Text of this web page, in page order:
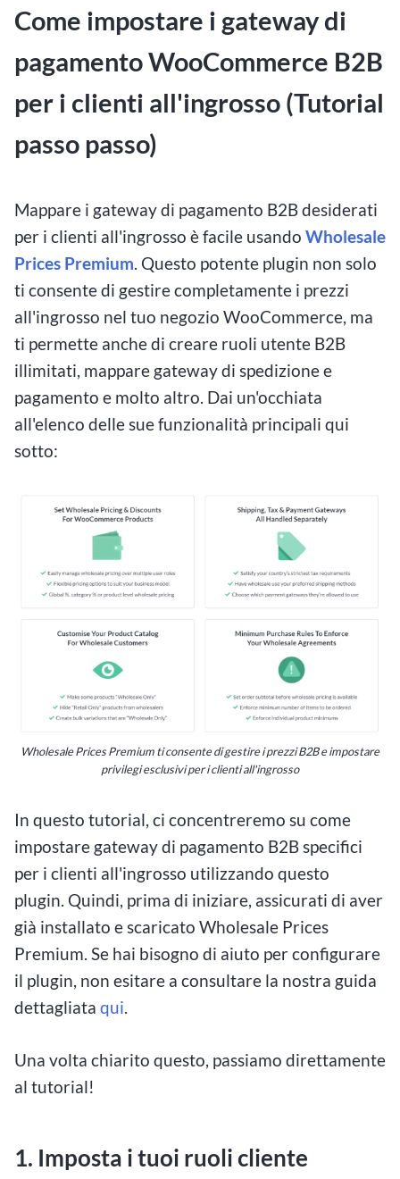
Come impostare i gateway di
pagamento WooCommerce B2B
per i clienti all'ingrosso (Tutorial
passo passo)
Mappare i gateway di pagamento B2B desiderati
per i clienti all'ingrosso è facile usando Wholesale
Prices Premium. Questo potente plugin non solo
ti consente di gestire completamente i prezzi
all'ingrosso nel tuo negozio WooCommerce, ma
ti permette anche di creare ruoli utente B2B
illimitati, mappare gateway di spedizione e
pagamento e molto altro. Dai un'occhiata
all'elenco delle sue funzionalità principali qui
sotto:
Wholesale Prices Premium ti consente di gestire i prezzi B2B e impostare
privilegi esclusivi per i clienti all'ingrosso
In questo tutorial, ci concentreremo su come
impostare gateway di pagamento B2B specifici
per i clienti all'ingrosso utilizzando questo
plugin. Quindi, prima di iniziare, assicurati di aver
già installato e scaricato Wholesale Prices
Premium. Se hai bisogno di aiuto per configurare
il plugin, non esitare a consultare la nostra guida
dettagliata qui.
Una volta chiarito questo, passiamo direttamente
al tutorial!
1. Imposta i tuoi ruoli cliente